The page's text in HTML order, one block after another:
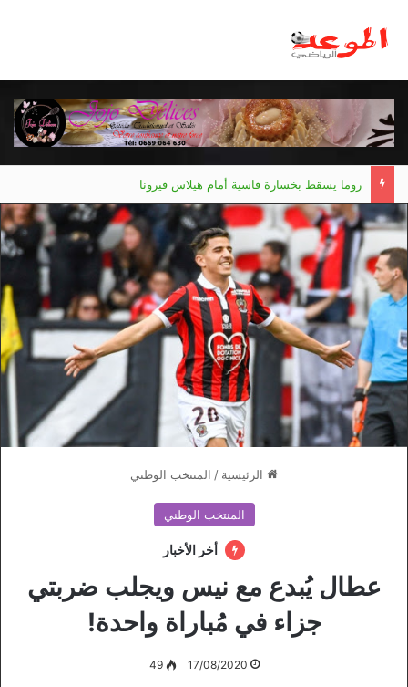
روما يسقط بخسارة قاسية أمام هيلاس فيرونا
الرئيسية / المنتخب الوطني
المنتخب الوطني
أخر الأخبار
عطال يُبدع مع نيس ويجلب ضربتي
جزاء في مُباراة واحدة!
17/08/2020
49